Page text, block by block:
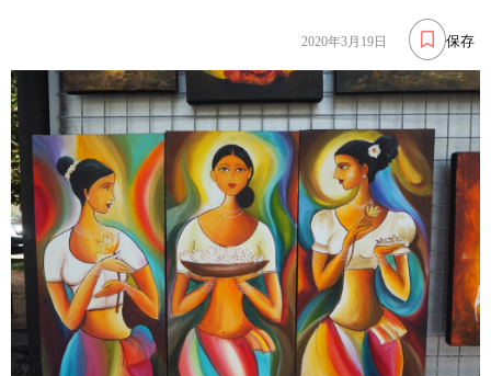
保存
2020年3月19日